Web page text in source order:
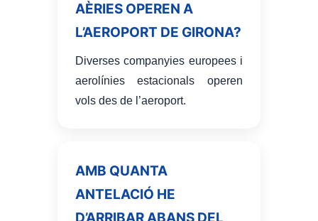
AÈRIES OPEREN A
L’AEROPORT DE GIRONA?
Diverses companyies europees i
aerolínies estacionals operen
vols des de l’aeroport.
AMB QUANTA
ANTELACIÓ HE